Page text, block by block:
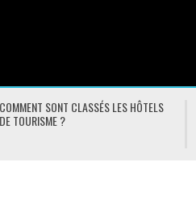
COMMENT SONT CLASSÉS LES HÔTELS
DE TOURISME ?